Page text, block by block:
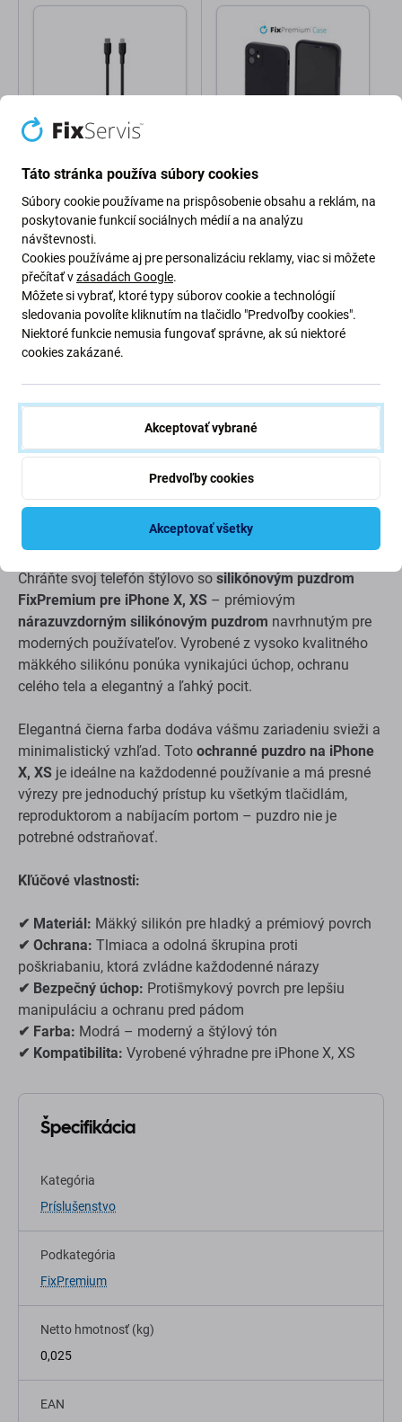
PURO - Kábel USB-C /
MFI Lightning, 12W,
Soft, 1,5 m, čierna
24,98 €
Skladom
FixPremium - Silikónové
Puzdro pre iPhone 11,
Skladom
FixPremium – Silikónový kryt pre iPhone X, XS | Modrý |
Nárazuvzdorný a štýlový
Chráňte svoj telefón štýlovo so silikónovým puzdrom
FixPremium pre iPhone X, XS – prémiovým
nárazuvzdorným silikónovým puzdrom navrhnutým pre
moderných používateľov. Vyrobené z vysoko kvalitného
mäkkého silikónu ponúka vynikajúci úchop, ochranu
celého tela a elegantný a ľahký pocit.
Elegantná čierna farba dodáva vášmu zariadeniu svieži a
minimalistický vzhľad. Toto ochranné puzdro na iPhone
X, XS je ideálne na každodenné používanie a má presné
výrezy pre jednoduchý prístup ku všetkým tlačidlám,
reproduktorom a nabíjacím portom – puzdro nie je
potrebné odstraňovať.
Kľúčové vlastnosti:
✔ Materiál: Mäkký silikón pre hladký a prémiový povrch
✔ Ochrana: Tlmiaca a odolná škrupina proti
poškriabaniu, ktorá zvládne každodenné nárazy
✔ Bezpečný úchop: Protišmykový povrch pre lepšiu
manipuláciu a ochranu pred pádom
✔ Farba: Modrá – moderný a štýlový tón
✔ Kompatibilita: Vyrobené výhradne pre iPhone X, XS
Špecifikácia
Kategória
Príslušenstvo
Podkategória
FixPremium
Netto hmotnosť (kg)
0,025
EAN
Táto stránka používa súbory cookies
Súbory cookie používame na prispôsobenie obsahu a reklám, na
poskytovanie funkcií sociálnych médií a na analýzu
návštevnosti.
Cookies používáme aj pre personalizáciu reklamy, viac si môžete
přečítať vzásadách Google.
Môžete si vybrať, ktoré typy súborov cookie a technológií
sledovania povolíte kliknutím na tlačidlo "Predvoľby cookies".
Niektoré funkcie nemusia fungovať správne, ak sú niektoré
cookies zakázané.
Akceptovať vybrané
Predvoľby cookies
Akceptovať všetky